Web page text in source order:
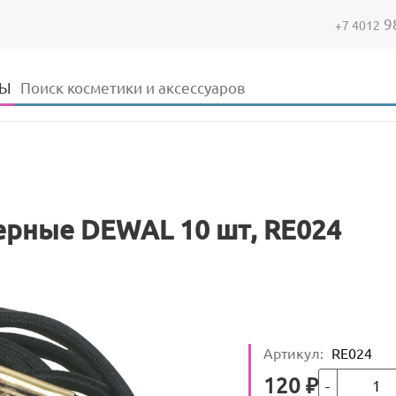
+7 4012
Форма поиска
Поиск
DEWAL 10 шт, RE024
Артикул: RE024
Цена
120 ₽Кол-во